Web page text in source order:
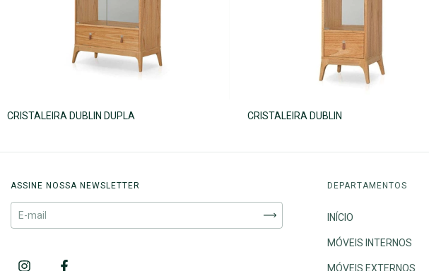
CRISTALEIRA DUBLIN DUPLA CRISTALEIRA DUBLIN
ASSINE NOSSA NEWSLETTER DEPARTAMENTOS
INÍCIO
MÓVEIS INTERNOS
MÓVEIS EXTERNOS